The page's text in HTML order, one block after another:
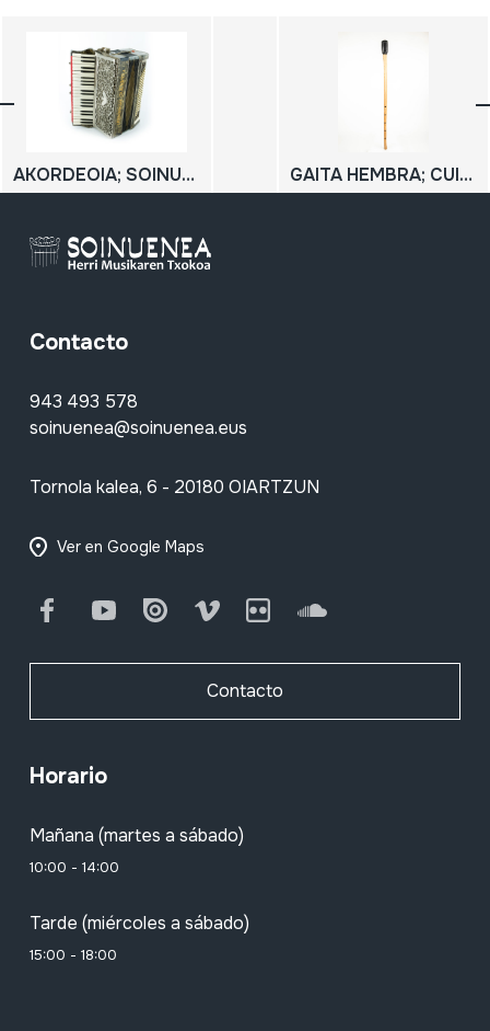
AKORDEOIA; SOINUA; SOINU-HANDIA GAITA HEMBRA; CUISI BUNZI HEMBRA
Contacto
943 493 578
soinuenea@soinuenea.eus
Tornola kalea, 6 - 20180 OIARTZUN
Ver en Google Maps
FacebookYoutube Issuu Vimeo Flickr SoundCloud
Contacto
Horario
Mañana (martes a sábado)
10:00 - 14:00
Tarde (miércoles a sábado)
15:00 - 18:00